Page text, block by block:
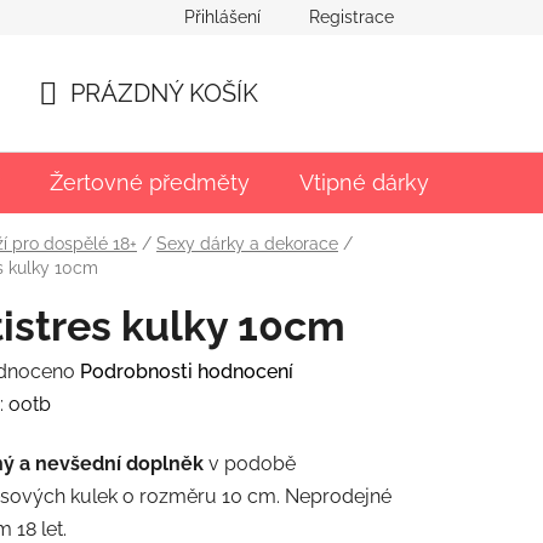
Přihlášení Registrace
KOŠÍK
PRÁZDNÝ KOŠÍK
Žertovné předměty Vtipné dárky
pro dospělé 18+ / Sexy dárky a dekorace /
kulky 10cm
kulky 10cm
Podrobnosti hodnocení
ootb
a nevšední doplněk v podobě
kulek o rozměru 10 cm. Neprodejné
18 let.